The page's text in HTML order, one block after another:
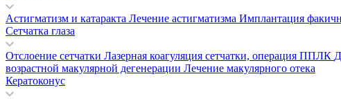
Астигматизм и катаракта Лечение астигматизма Имплантация
Сетчатка глаза
Отслоение сетчатки Лазерная коагуляция сетчатки, операция ППЛК
возрастной макулярной дегенерации Лечение макулярного отека
Кератоконус